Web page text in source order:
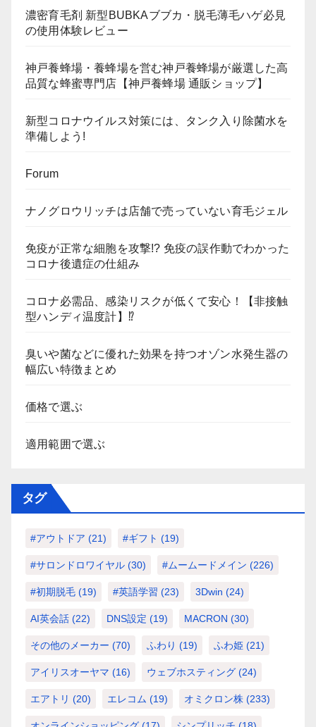
濃密育毛剤 新型BUBKAブブカ・脱毛薄毛ハゲ必見
の使用体験レビュー
神戸養蜂場・養蜂場を営む神戸養蜂場が厳選した高
品質な蜂蜜専門店【神戸養蜂場 通販ショップ】
新型コロナウイルス対策には、タンク入り除菌水を
準備しよう!
Forum
ナノグロウリッチは店舗で売っていない育毛ジェル
免疫が正常な細胞を攻撃!? 免疫の誤作動でわかった
コロナ後遺症の仕組み
コロナ必需品、感染リスクが低くて安心！【非接触
型ハンディ温度計】⁉
臭いや菌などに優れた効果を持つオゾン水発生器の
幅広い特徴まとめ
価格で選ぶ
適用範囲で選ぶ
タグ
#アウトドア (21) #ギフト (19)
#サロンドロワイヤル (30) #ムームードメイン (226)
#初期脱毛 (19) #英語学習 (23) 3Dwin (24)
AI英会話 (22) DNS設定 (19) MACRON (30)
その他のメーカー (70) ふわり (19) ふわ姫 (21)
アイリスオーヤマ (16) ウェブホスティング (24)
エアトリ (20) エレコム (19) オミクロン株 (233)